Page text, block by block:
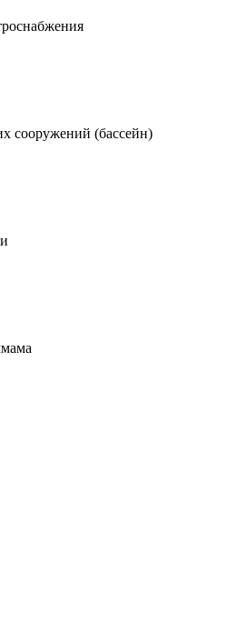
сооружений (бассейн)